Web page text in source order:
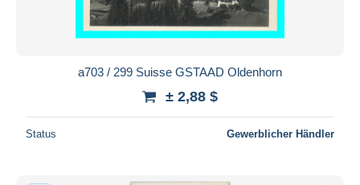
a703 / 299 Suisse GSTAAD Oldenhorn
± 2,88 $
Status Gewerblicher Händler